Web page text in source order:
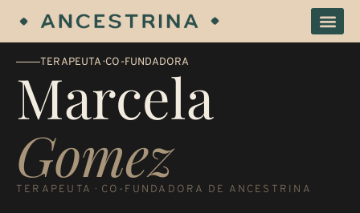
contenido
TERAPEUTA · CO-FUNDADORA
Marcela
Gomez
TERAPEUTA · CO-FUNDADORA DE ANCESTRINA